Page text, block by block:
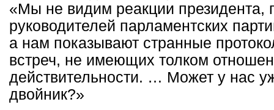
«Мы не видим реакции президента,
руководителей парламентских
а нам показывают странные
встреч, не имеющих толком
действительности. … Может у нас
двойник?»